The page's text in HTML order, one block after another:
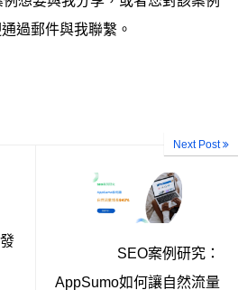
過郵件與我聯繫。
Next Post
SEO案例研究：
AppSumo如何讓自然流量